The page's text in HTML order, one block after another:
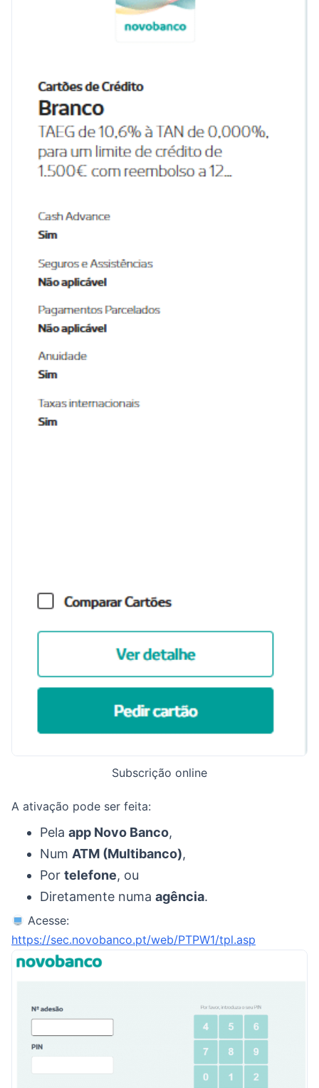
Subscrição online
A ativação pode ser feita:
Pela app Novo Banco,
Num ATM (Multibanco),
Por telefone, ou
Diretamente numa agência.
Acesse:
https://sec.novobanco.pt/web/PTPW1/tpl.asp